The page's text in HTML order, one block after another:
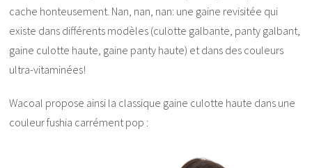
cache honteusement. Nan, nan, nan: une gaine revisitée qui
existe dans différents modèles (culotte galbante, panty galbant,
gaine culotte haute, gaine panty haute) et dans des couleurs
ultra-vitaminées!
Wacoal propose ainsi la classique gaine culotte haute dans une
couleur fushia carrément pop :